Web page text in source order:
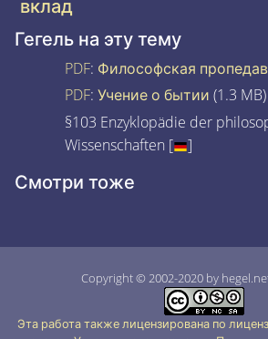
вклад
Гегель на эту тему
PDF: Философская
PDF: Учение о бытии (1.3 MB)
§103 Enzyklopädie der
Wissenschaften [
]
Смотри тоже
Copyright © 2002-2020 by
Эта работа также лицензирована по